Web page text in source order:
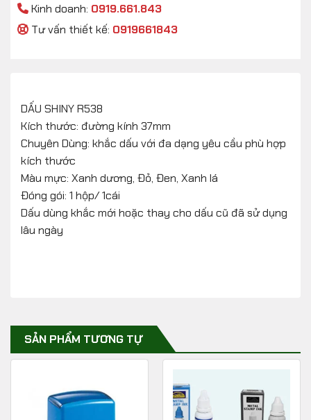
Kinh doanh: 0919.661.843
Tư vấn thiết kế: 0919661843
DẤU SHINY R538
Kích thước: đường kính 37mm
Chuyên Dùng: khắc dấu với đa dạng yêu cầu phù hợp
kích thước
Màu mực: Xanh dương, Đỏ, Đen, Xanh lá
Đóng gói: 1 hộp/ 1cái
Dấu dùng khắc mới hoặc thay cho dấu cũ đã sử dụng
lâu ngày
SẢN PHẨM TƯƠNG TỰ